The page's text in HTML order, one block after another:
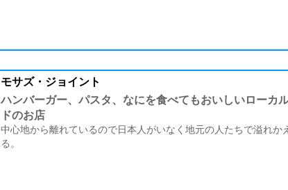
モサズ・ジョイント
ハンバーガー、パスタ、なにを食べてもおいしいローカ
ドのお店
中心地から離れているので日本人がいなく地元の人たちで溢れか
る。